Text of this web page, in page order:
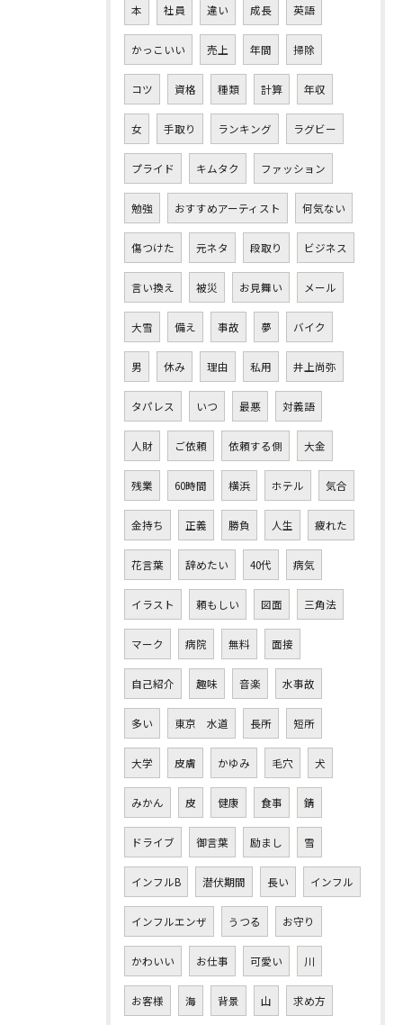
本 社員 違い 成長 英語
かっこいい 売上 年間 掃除
コツ 資格 種類 計算 年収
女 手取り ランキング ラグビー
プライド キムタク ファッション
勉強 おすすめアーティスト 何気ない
傷つけた 元ネタ 段取り ビジネス
言い換え 被災 お見舞い メール
大雪 備え 事故 夢 バイク
男 休み 理由 私用 井上尚弥
タパレス いつ 最悪 対義語
人財 ご依頼 依頼する側 大金
残業 60時間 横浜 ホテル 気合
金持ち 正義 勝負 人生 疲れた
花言葉 辞めたい 40代 病気
イラスト 頼もしい 図面 三角法
マーク 病院 無料 面接
自己紹介 趣味 音楽 水事故
多い 東京 水道 長所 短所
大学 皮膚 かゆみ 毛穴 犬
みかん 皮 健康 食事 錆
ドライブ 御言葉 励まし 雪
インフルB 潜伏期間 長い インフル
インフルエンザ うつる お守り
かわいい お仕事 可愛い 川
お客様 海 背景 山 求め方